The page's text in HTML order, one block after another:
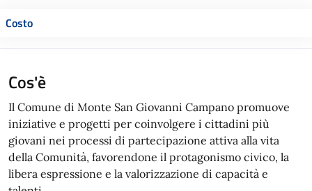
Costo
Cos'è
Il Comune di Monte San Giovanni Campano promuove
iniziative e progetti per coinvolgere i cittadini più
giovani nei processi di partecipazione attiva alla vita
della Comunità, favorendone il protagonismo civico, la
libera espressione e la valorizzazione di capacità e